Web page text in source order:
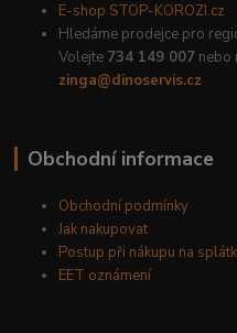
E-shop STOP-KOROZI.cz
Hledáme prodejce pro
Volejte 734 149 007 nebo
zinga@dinoservis.cz
Obchodní informace
Obchodní podmínky
Jak nakupovat
Postup při nákupu na
EET oznámení